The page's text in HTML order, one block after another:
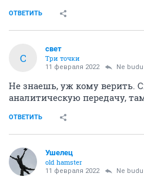
ОТВЕТИТЬ
С
свет
Три точки
11 февраля 2022 Ne
Не знаешь, уж кому верить.
аналитическую передачу,
ОТВЕТИТЬ
Ушелец
old hamster
11 февраля 2022 Ne